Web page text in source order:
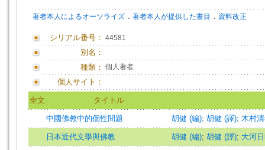
著者本人によるオーソライズ ． 著者本人が提供した書目 ． 資料改正
シリアル番号： 44581
別名：
種類： 個人著者
個人サイト：
全文 タイトル
中國佛教中的個性問題 胡健 (編); 胡健 (譯); 木村
日本近代文學與佛教 胡健 (編); 胡健 (譯); 大河